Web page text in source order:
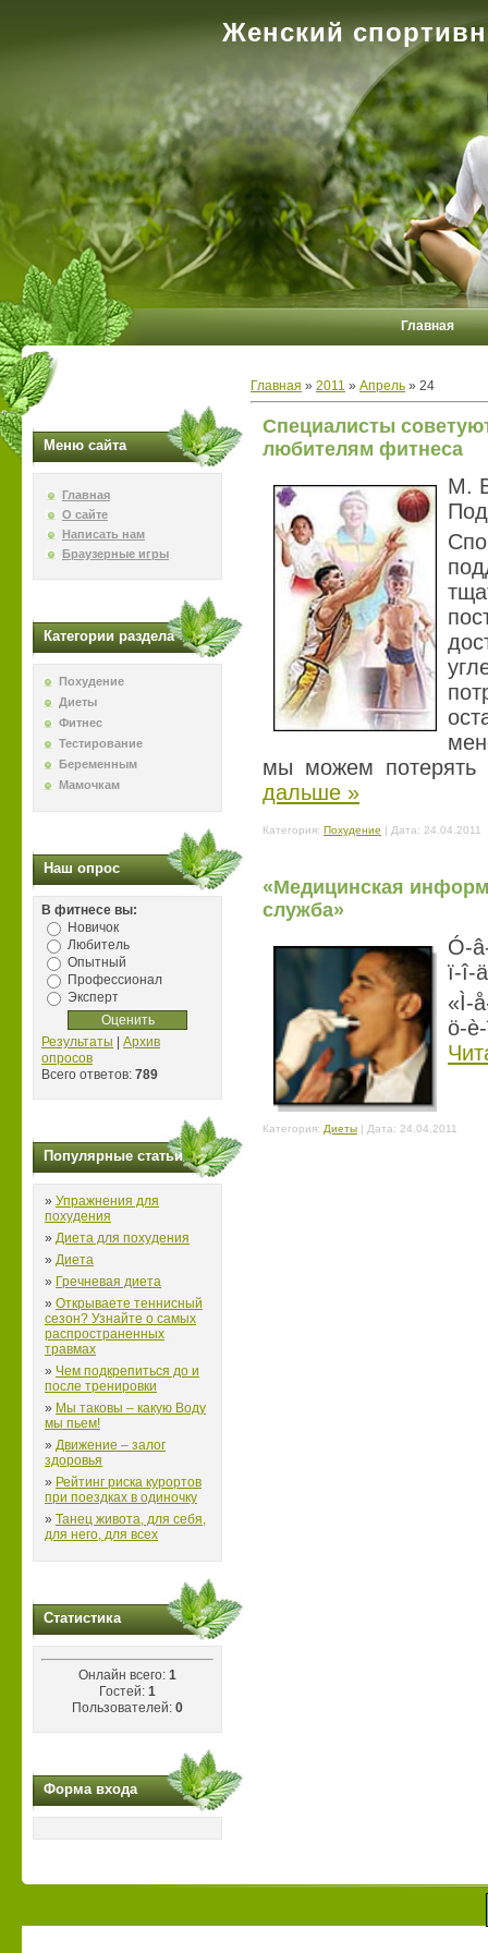
Женский
Главная
Меню сайта
Главная
О сайте
Написать нам
Браузерные игры
Категории раздела
Похудение
Диеты
Фитнес
Тестирование
Беременным
Мамочкам
Наш опрос
В фитнесе вы:
Новичок
Любитель
Опытный
Профессионал
Эксперт
Результаты
Архив
опросов
Всего ответов: 789
Популярные статьи
» Упражнения для
похудения
» Диета для похудения
» Диета
» Гречневая диета
» Открываете теннисный
сезон? Узнайте о самых
распространенных
травмах
» Чем подкрепиться до и
после тренировки
» Мы таковы – какую Воду
мы пьем!
» Движение – залог
здоровья
» Рейтинг риска курортов
при поездках в одиночку
» Танец живота, для себя,
для него, для всех
Статистика
Онлайн всего: 1
Гостей: 1
Пользователей: 0
Форма входа
Главная » 2011 » Апрель » 24
Специалисты
любителям фитнеса
М.
мы можем потерять
дальше »
Категория: Похудение | Дата: 24.04.2011
«Медицинская
служба»
Ó-
ï-î-
«Ì-
ö-
Категория: Диеты | Дата: 24.04.2011